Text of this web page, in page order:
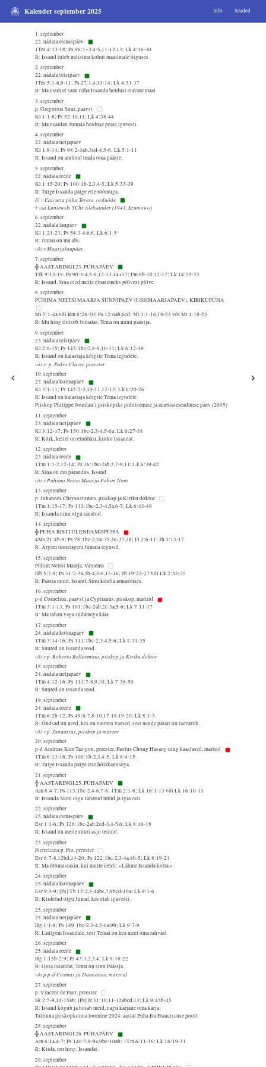
Kalender september 2025 Info Seaded
1. september
22. nädala esmaspäev
1Tes 4:13-18; Ps 96:1+3,4-5,11-12,13; Lk 4:16-30
R: Issand tuleb mõistma kohut maailmale õiguses.
2. september
22. nädala teisipäev
1Tes 5:1-6,9-11; Ps 27:1,4,13-14; Lk 4:31-37
R: Ma usun et saan näha Issanda heldust elavate maal
3. september
p. Gregorius Suur, paavst
Kl 1:1-8; Ps 52:10,11; Lk 4:38-44
R: Ma usaldan Jumala helduse peale igavesti.
4. september
22. nädala neljapäev
Kl 1:9-14; Ps 98:2-3ab,3cd-4,5-6; Lk 5:1-11
R: Issand on andnud teada oma pääste.
5. september
22. nädala reede
Kl 1:15-20; Ps 100:1b-2,3,4-5; Lk 5:33-39
R: Tulge Issanda palge ette rõõmuga.
õi v Calcutta püha Teresa, orduõde
† isa Łuniewski SChr Aleksander (1941, Szumowo)
6. september
22. nädala laupäev
Kl 1:21-23; Ps 54:3-4,6,8; Lk 6:1-5
R: Jumal on mu abi.
või v Maarjalaupäev
7. september
╬ AASTARINGI 23. PÜHAPÄEV
Trk 9:13-19; Ps 90:3-4,5-6,12-13,14+17; Fm 9b-10.12-17; Lk 14:25-33
R: Issand, Sina oled meile eluasemeks põlvest põlve.
8. september
PÜHIMA NEITSI MAARJA SÜNNIPÄEV (USSIMAARJAPÄEV), KIRIKUPÜHA
Mi 5:1-4a või Rm 8:28-30; Ps 12:6ab,6cd; Mt 1:1-16,18-23 või Mt 1:18-23
R: Mu hing ilutseb Jumalas, Tema on minu päästja.
9. september
23. nädala teisipäev
Kl 2:6-15; Ps 145:1bc-2,8-9,10-11; Lk 6:12-19
R: Issand on halastaja kõigile Tema tegudele.
või v: p. Pedro Claver, preester
10. september
23. nädala kolmapäev
Kl 3:1-11; Ps 145:2-3,10-11,12-13; Lk 6:20-26
R: Issand on halastaja kõigile Tema tegudele.
Piiskop Philippe Jourdan’i piiskopiks pühitsemise ja ametisseseadmise päev (2005)
11. september
23. nädala neljapäev
Kl 3:12-17; Ps 150:1bc-2,3-4,5-6a; Lk 6:27-38
R: Kõik, kellel on eluõhku, kiitku Issandat.
12. september
23. nädala reede
1Tm 1:1-2,12-14; Ps 16:1bc-2ab,5,7-8,11; Lk 6:39-42
R: Sina on mu pärandus, Issand.
või v Pühima Neitsi Maarja Pühim Nimi
13. september
p. Johannes Chrysostomus, piiskop ja Kiriku doktor
1Tm 1:15-17; Ps 113:1bc-2,3-4,5a,6-7; Lk 6:43-49
R: Issanda nimi olgu tänatud.
14. september
╬ PÜHA RISTI ÜLENDAMISPÜHA
4Ms 21:4b-9; Ps 78:1bc-2,34-35,36-37,38; Fl 2:6-11; Jh 3:13-17
R: Ärgem unustagem Jumala tegusid.
15. september
Pühim Neitsi Maarja, Valuema
Hb 5:7-9; Ps 31:2-3a,3b-4,5-6,15-16; Jh 19:25-27 või Lk 2:33-35
R: Päästa mind, Issand, Sinu kindla armastuses.
16. september
p-d Cornelius, paavst ja Cyprianus, piiskop, märtrid
1Tm 3:1-13; Ps 101:1bc-2ab,2c-3a,5-6; Lk 7:11-17
R: Ma tahan vaga südamega käia
17. september
24. nädala kolmapäev
1Tm 3:14-16; Ps 111:1bc-2,3-4,5-6; Lk 7:31-35
R: Suured on Issanda teod.
või v p. Roberto Bellarmino, piiskop ja Kiriku doktor
18. september
24. nädala neljapäev
1Tm 4:12-16; Ps 111:7-8,9,10; Lk 7:36-50
R: Suured on Issanda teod.
19. september
24. nädala reede
1Tm 6:2b-12; Ps 49:6-7,8-10,17-18,19-20; Lk 8:1-3
R: Õndsad on need, kes on vaimus vaesed, sest nende päralt on taevariik.
või v p. Januarius, piiskop ja märter
20. september
p-d Andreas Kim Tae-gon, preester, Paolus Chong Hasang ning kaaslased, märtrid
1Tm 6:13-16; Ps 100:1b-2,3,4-5; Lk 8:4-15
R: Tulge Issanda palge ette hõiskamisega.
21. september
╬ AASTARINGI 25. PÜHAPÄEV
Am 8:4-7; Ps 113:1bc-2,4-6,7-8; 1Tm 2:1-8; Lk 16:1-13 või Lk 16:10-13
R: Issanda Nimi olgu tänatud nüüd ja igavesti.
22. september
25. nädala esmaspäev
Esr 1:1-6; Ps 126:1bc-2ab,2cd-3,4-5,6; Lk 8:16-18
R: Issand on meile suuri asju teinud.
23. september
Pietrelcina p. Pio, preester
Esr 6:7-8,12bd,14-20; Ps 122:1bc-2,3-4a,4b-5; Lk 8:19-21
R: Ma rõõmustasin, kui mulle öeldi: «Lähme Issanda kotta.»
24. september
25. nädala kolmapäev
Esr 9:5-9; [Ps] Tb 13:2,3-4abc,7,9bcd-10a; Lk 9:1-6
R: Kiidetud olgu Jumal, kes elab igavesti.
25. september
25. nädala neljapäev
Hg 1:1-8; Ps 149:1bc-2,3-4,5-6a,9b; Lk 9:7-9
R: Laulgem Issandale, sest Temal on hea meel oma rahvast.
26. september
25. nädala reede
Hg 1:15b-2:9; Ps 43:1,2,3,4; Lk 9:18-22
R: Oota Issandat, Tema on sinu Päästja.
või p p-d Cosmas ja Damianus, märtrid
27. september
p. Vincent de Paul, preester
Sk 2:5-9,14-15ab; [Ps] Jr 31:10,11-12abcd,13; Lk 9:43b-45
R: Issand kogub ja hoiab meid, nagu karjane oma karja.
Tallinna piiskopkonna loomine 2024. aastal Püha Isa Franciscuse poolt
28. september
╬ AASTARINGI 26. PÜHAPÄEV
Am 6:1a,4-7; Ps 146:7,8-9a,9bc-10ab; 1Tm 6:11-16; Lk 16:19-31
R: Kiida, mu hing, Issandat.
29. september